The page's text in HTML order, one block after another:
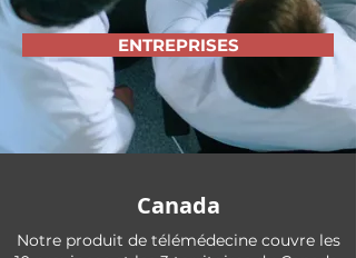
ENTREPRISES
Canada
Notre produit de télémédecine couvre les